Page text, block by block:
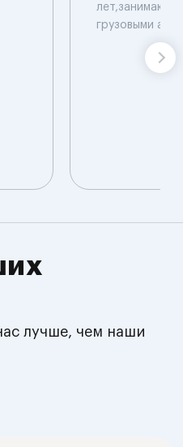
лет,занимаюсь
грузовыми
лучше, чем наши